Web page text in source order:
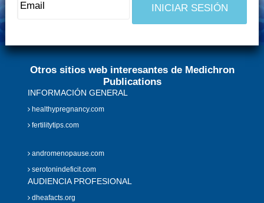
Otros sitios web interesantes de Medichron
Publications
INFORMACIÓN GENERAL
healthypregnancy.com
fertilitytips.com
andromenopause.com
serotonindeficit.com
AUDIENCIA PROFESIONAL
dheafacts.org